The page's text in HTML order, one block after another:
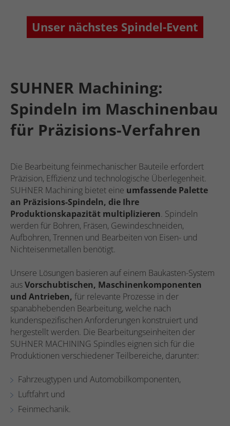
Unser nächstes Spindel-Event
SUHNER Machining:
Spindeln im Maschinenbau
für Präzisions-Verfahren
Die Bearbeitung feinmechanischer Bauteile erfordert
Präzision, Effizienz und technologische Überlegenheit.
SUHNER Machining bietet eine umfassende Palette
an Präzisions-Spindeln, die Ihre
Produktionskapazität multiplizieren. Spindeln
werden für Bohren, Fräsen, Gewindeschneiden,
Aufbohren, Trennen und Bearbeiten von Eisen- und
Nichteisenmetallen benötigt.
Unsere Lösungen basieren auf einem Baukasten-System
ausVorschubtischen, Maschinenkomponenten
und Antrieben, für relevante Prozesse in der
spanabhebenden Bearbeitung, welche nach
kundenspezifischen Anforderungen konstruiert und
hergestellt werden. Die Bearbeitungseinheiten der
SUHNER MACHINING Spindles eignen sich für die
Produktionen verschiedener Teilbereiche, darunter:
Fahrzeugtypen und Automobilkomponenten,
Luftfahrt und
Feinmechanik.